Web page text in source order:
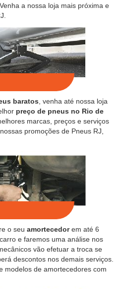
a nossa loja mais próxima e
baratos , venha até nossa loja
preço de pneus no Rio de
marcas, preços e serviços
promoções de Pneus RJ,
o seu amortecedorem até 6
e faremos uma análise nos
vão efetuar a troca se
descontos nos demais serviços.
modelos de amortecedores com